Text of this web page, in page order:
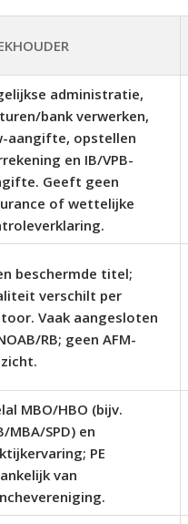
administratie,
bank verwerken,
aangifte, opstellen
en IB/VPB-
Geeft geen
of wettelijke
beschermde titel;
verschilt per
Vaak aangesloten
RB; geen AFM-
MBO/HBO (bijv.
MBA/SPD) en
PE
van